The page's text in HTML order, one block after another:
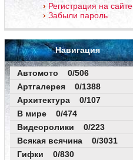
Регистрация на сайте
Забыли пароль
Навигация
Автомото 0/506
Артгалерея 0/1388
Архитектура 0/107
В мире 0/474
Видеоролики 0/223
Всякая всячина 0/3031
Гифки 0/830